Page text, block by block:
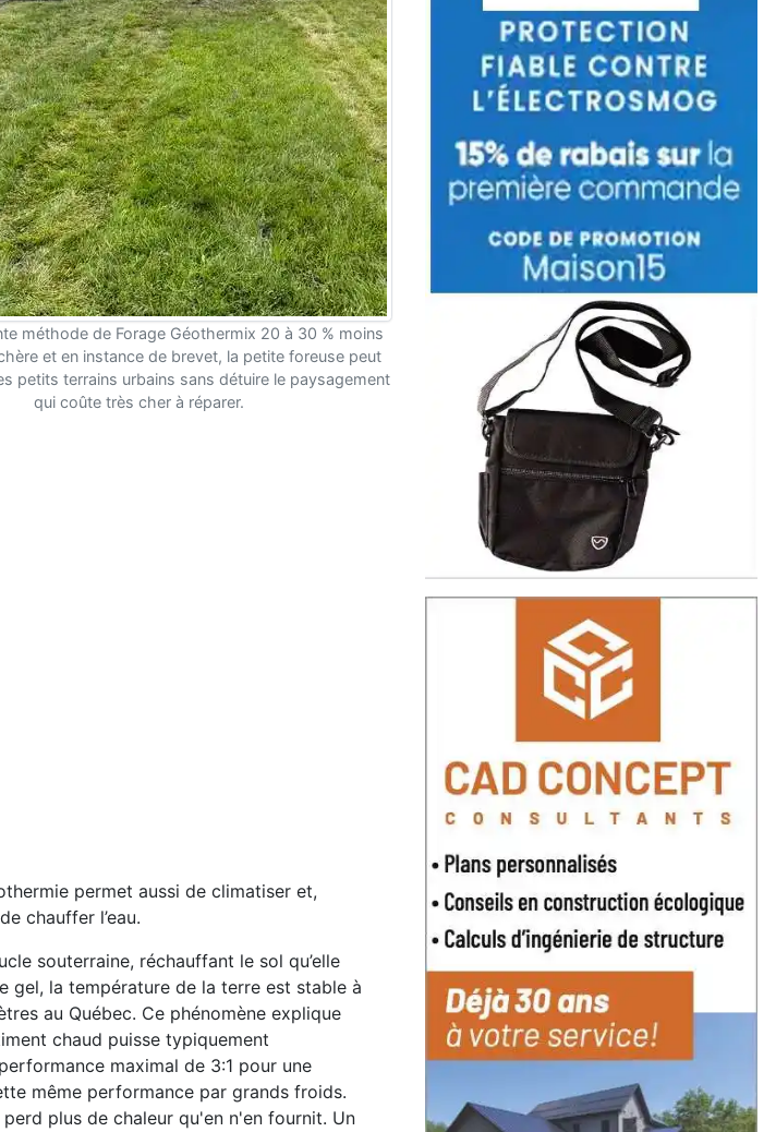
méthode de Forage Géothermix 20 à 30 % moins
et en instance de brevet, la petite foreuse peut
petits terrains urbains sans détuire le paysagement
qui coûte très cher à réparer.
permet aussi de climatiser et,
chauffer l’eau.
souterraine, réchauffant le sol qu’elle
gel, la température de la terre est stable à
au Québec. Ce phénomène explique
chaud puisse typiquement
maximal de 3:1 pour une
même performance par grands froids.
plus de chaleur qu'en n'en fournit. Un